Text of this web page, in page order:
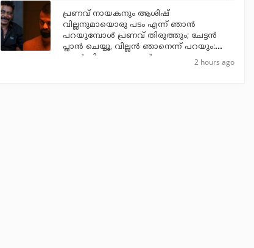
പ്രണവ് നായകനും ആശിഷ്
വില്ലനുമായൊരു പടം എന്ന് ഞാന്‍
പറയുമ്പോള്‍ പ്രണവ് തിരുത്തും; ചേട്ടന്‍
പ്ലാന്‍ ചെയ്യൂ, വില്ലന്‍ ഞാനെന്ന് പറയും:
ആന്റണി പെരുമ്പാവൂര്‍
2 hours ago